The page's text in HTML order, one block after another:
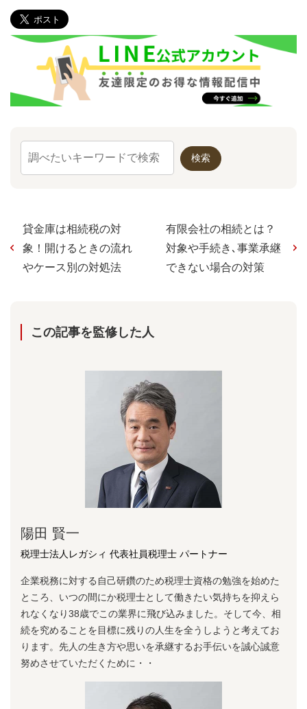
貸金庫は相続税の対
象！開けるときの流れ
やケース別の対処法
有限会社の相続とは？
対象や手続き､事業承継
できない場合の対策
この記事を監修した⼈
陽⽥ 賢⼀
税理士法人レガシィ 代表社員税理士 パートナー
企業税務に対する⾃⼰研鑽のため税理⼠資格の勉強を始めた
ところ、いつの間にか税理⼠として働きたい気持ちを抑えら
れなくなり38歳でこの業界に⾶び込みました。そして今、相
続を究めることを⽬標に残りの⼈⽣を全うしようと考えてお
ります。先⼈の⽣き⽅や思いを承継するお⼿伝いを誠⼼誠意
努めさせていただくために・・